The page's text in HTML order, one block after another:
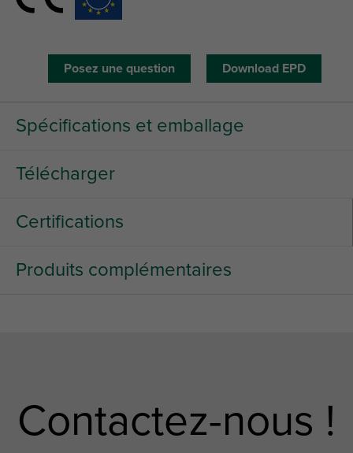
Posez une question Download EPD
Spécifications et emballage
Télécharger
Certifications
Produits complémentaires
Contactez-nous !